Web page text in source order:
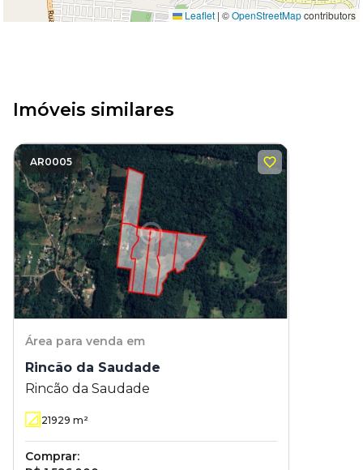
Leaflet | ©OpenStreetMapcontributors
Imóveis similares
AR0005
Área para venda em
Rincão da Saudade
Rincão da Saudade
21929 m²
Comprar: